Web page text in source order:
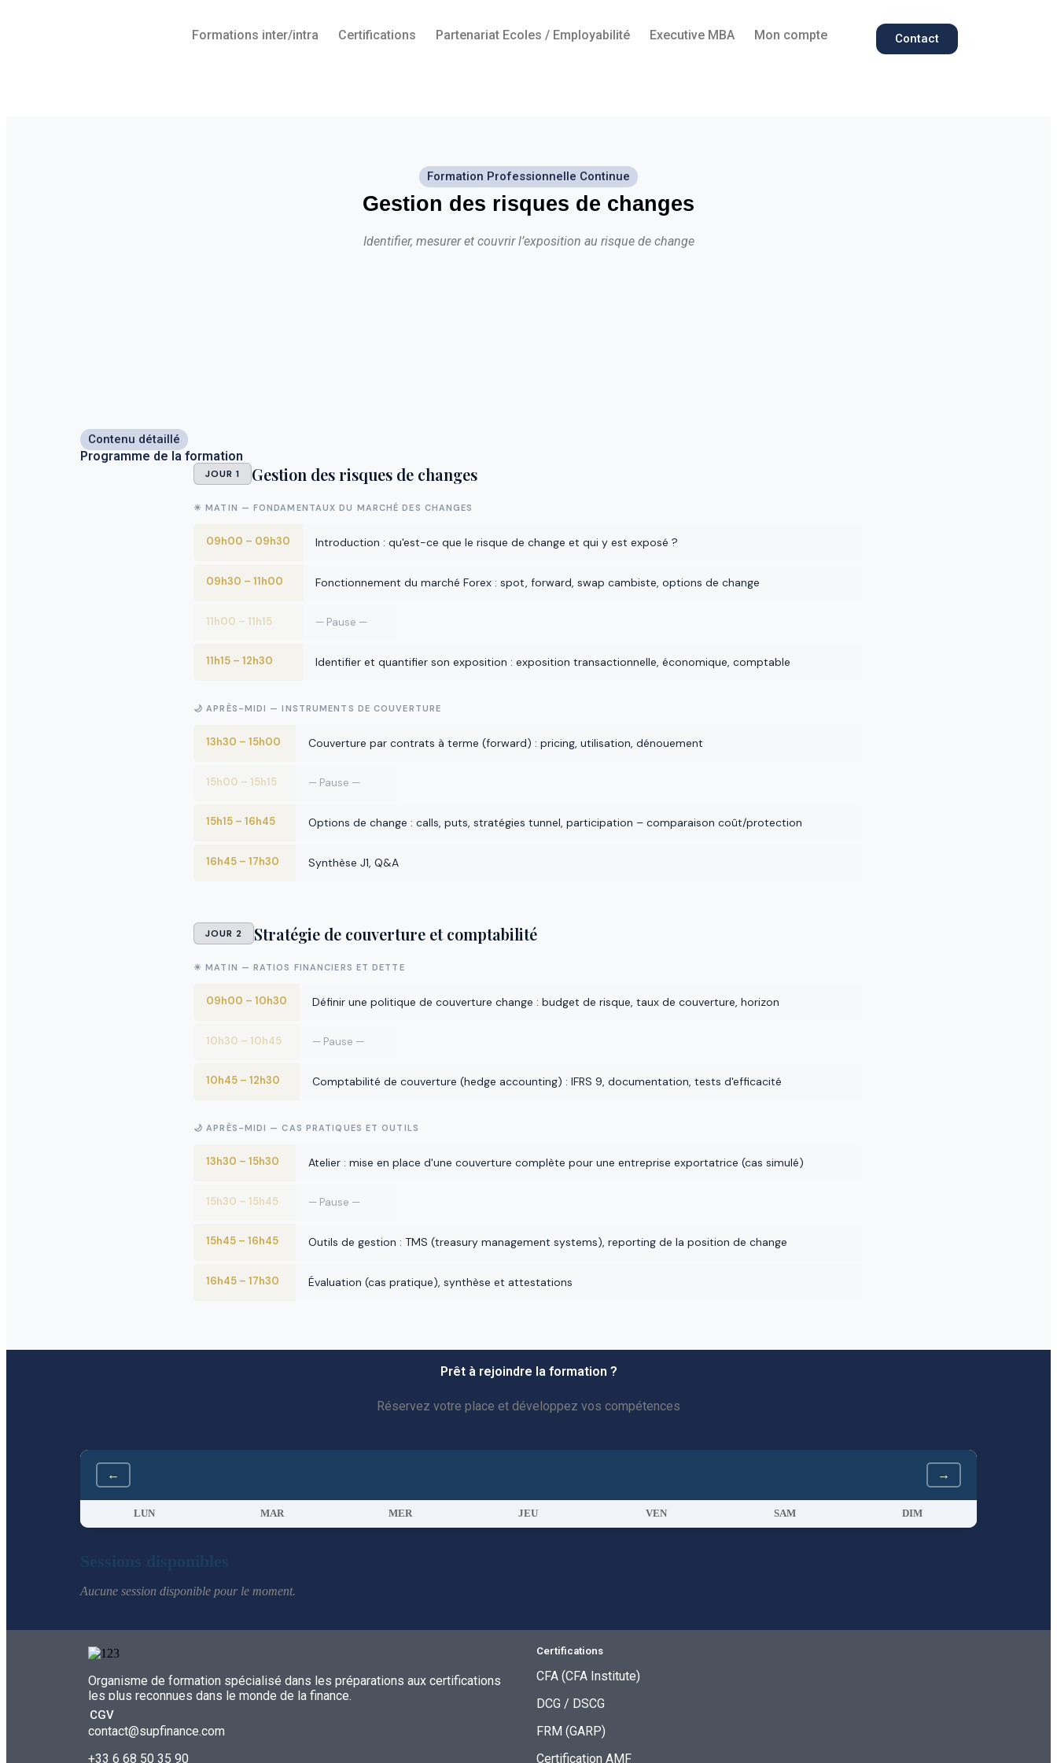
Formations inter/intra Certifications Partenariat Ecoles / Employabilité Executive MBA Mon compte Contact
Formation Professionnelle Continue
Gestion des risques de changes
Identifier, mesurer et couvrir l’exposition au risque de change
Contenu détaillé
Programme de la formation
JOUR 1 Gestion des risques de changes
☀ MATIN — FONDAMENTAUX DU MARCHÉ DES CHANGES
09h00 – 09h30 Introduction : qu'est-ce que le risque de change et qui y est exposé ?
09h30 – 11h00 Fonctionnement du marché Forex : spot, forward, swap cambiste, options de change
11h00 – 11h15 — Pause —
11h15 – 12h30 Identifier et quantifier son exposition : exposition transactionnelle, économique, comptable
🌙 APRÈS-MIDI — INSTRUMENTS DE COUVERTURE
13h30 – 15h00 Couverture par contrats à terme (forward) : pricing, utilisation, dénouement
15h00 – 15h15 — Pause —
15h15 – 16h45 Options de change : calls, puts, stratégies tunnel, participation – comparaison coût/protection
16h45 – 17h30 Synthèse J1, Q&A
JOUR 2 Stratégie de couverture et comptabilité
☀ MATIN — RATIOS FINANCIERS ET DETTE
09h00 – 10h30 Définir une politique de couverture change : budget de risque, taux de couverture, horizon
10h30 – 10h45 — Pause —
10h45 – 12h30 Comptabilité de couverture (hedge accounting) : IFRS 9, documentation, tests d'efficacité
🌙 APRÈS-MIDI — CAS PRATIQUES ET OUTILS
13h30 – 15h30 Atelier : mise en place d'une couverture complète pour une entreprise exportatrice (cas simulé)
15h30 – 15h45 — Pause —
15h45 – 16h45 Outils de gestion : TMS (treasury management systems), reporting de la position de change
16h45 – 17h30 Évaluation (cas pratique), synthèse et attestations
Prêt à rejoindre la formation ?
Réservez votre place et développez vos compétences
← →
LUN MAR MER JEU VEN SAM DIM
Aucune session disponible pour le moment.
Organisme de formation spécialisé dans les préparations aux certifications
les plus reconnues dans le monde de la finance.
CGV
contact@supfinance.com
+33 6 68 50 35 90
Certifications
CFA (CFA Institute)
DCG / DSCG
FRM (GARP)
Certification AMF